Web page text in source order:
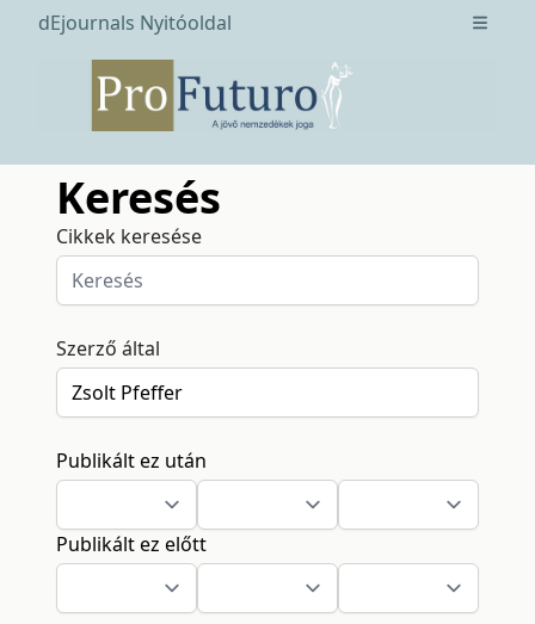
dEjournals Nyitóoldal Open
Keresés
Cikkek keresése
Szerző által
Publikált ez után
Publikált ez előtt